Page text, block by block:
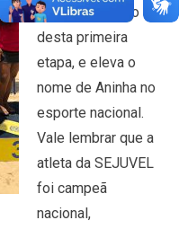
degrau do pódio
desta primeira
etapa, e eleva o
nome de Aninha no
esporte nacional.
Vale lembrar que a
atleta da SEJUVEL
foi campeã
nacional,